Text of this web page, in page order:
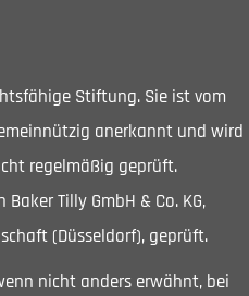
Stiftung. Sie ist vom
anerkannt und wird
regelmäßig geprüft.
Tilly GmbH & Co. KG,
(Düsseldorf), geprüft.
nicht anders erwähnt, bei